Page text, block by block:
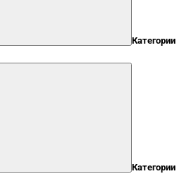
Категории
Категории